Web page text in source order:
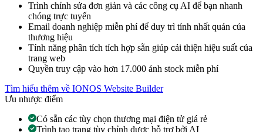
Trình chỉnh sửa đơn giản và các công cụ AI để bạn nhanh
chóng trực tuyến
Email doanh nghiệp miễn phí để duy trì tính nhất quán của
thương hiệu
Tính năng phân tích tích hợp sẵn giúp cải thiện hiệu suất của
trang web
Quyền truy cập vào hơn 17.000 ảnh stock miễn phí
Tìm hiểu thêm về IONOS Website Builder
Ưu nhược điểm
Có sẵn các tùy chọn thương mại điện tử giá rẻ
Trình tạo trang tùy chỉnh được hỗ trợ bởi AI